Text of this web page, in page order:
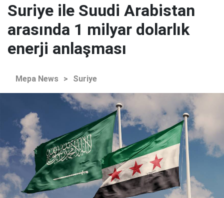
Suriye ile Suudi Arabistan
arasında 1 milyar dolarlık
enerji anlaşması
Mepa News > Suriye